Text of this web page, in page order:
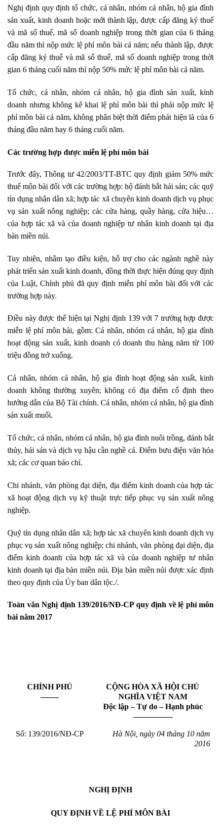
Nghị định quy định tổ chức, cá nhân, nhóm cá nhân, hộ gia đình
sản xuất, kinh doanh hoặc mới thành lập, được cấp đăng ký thuế
và mã số thuế, mã số doanh nghiệp trong thời gian của 6 tháng
đầu năm thì nộp mức lệ phí môn bài cả năm; nếu thành lập, được
cấp đăng ký thuế và mã số thuế, mã số doanh nghiệp trong thời
gian 6 tháng cuối năm thì nộp 50% mức lệ phí môn bài cả năm.
Tổ chức, cá nhân, nhóm cá nhân, hộ gia đình sản xuất, kinh
doanh nhưng không kê khai lệ phí môn bài thì phải nộp mức lệ
phí môn bài cả năm, không phân biệt thời điểm phát hiện là của 6
tháng đầu năm hay 6 tháng cuối năm.
Các trường hợp được miễn lệ phí môn bài
Trước đây, Thông tư 42/2003/TT-BTC quy định giảm 50% mức
thuế môn bài đối với các trường hợp: hộ đánh bắt hải sản; các quỹ
tín dụng nhân dân xã; hợp tác xã chuyên kinh doanh dịch vụ phục
vụ sản xuất nông nghiệp; các cửa hàng, quầy hàng, cửa hiệu…
của hợp tác xã và của doanh nghiệp tư nhân kinh doanh tại địa
bàn miền núi.
Tuy nhiên, nhằm tạo điều kiện, hỗ trợ cho các ngành nghề này
phát triển sản xuất kinh doanh, đồng thời thực hiện đúng quy định
của Luật, Chính phủ đã quy định miễn phí môn bài đối với các
trường hợp này.
Điều này được thể hiện tại Nghị định 139 với 7 trường hợp được
miễn lệ phí môn bài, gồm: Cá nhân, nhóm cá nhân, hộ gia đình
hoạt động sản xuất, kinh doanh có doanh thu hàng năm từ 100
triệu đồng trở xuống.
Cá nhân, nhóm cá nhân, hộ gia đình hoạt động sản xuất, kinh
doanh không thường xuyên; không có địa điểm cố định theo
hướng dẫn của Bộ Tài chính. Cá nhân, nhóm cá nhân, hộ gia đình
sản xuất muối.
Tổ chức, cá nhân, nhóm cá nhân, hộ gia đình nuôi trồng, đánh bắt
thủy, hải sản và dịch vụ hậu cần nghề cá. Điểm bưu điện văn hóa
xã; các cơ quan báo chí.
Chi nhánh, văn phòng đại diện, địa điểm kinh doanh của hợp tác
xã hoạt động dịch vụ kỹ thuật trực tiếp phục vụ sản xuất nông
nghiệp.
Quỹ tín dụng nhân dân xã; hợp tác xã chuyên kinh doanh dịch vụ
phục vụ sản xuất nông nghiệp; chi nhánh, văn phòng đại diện, địa
điểm kinh doanh của hợp tác xã và của doanh nghiệp tư nhân
kinh doanh tại địa bàn miền núi. Địa bàn miền núi được xác định
theo quy định của Ủy ban dân tộc./.
Toàn văn Nghị định 139/2016/NĐ-CP quy định về lệ phí môn
bài năm 2017
CHÍNH PHỦ
——-
CỘNG HÒA XÃ HỘI CHỦ
NGHĨA VIỆT NAM
Độc lập – Tự do – Hạnh phúc
—————
Số: 139/2016/NĐ-CP
Hà Nội, ngày 04 tháng 10 năm
2016
NGHỊ ĐỊNH
QUY ĐỊNH VỀ LỆ PHÍ MÔN BÀI